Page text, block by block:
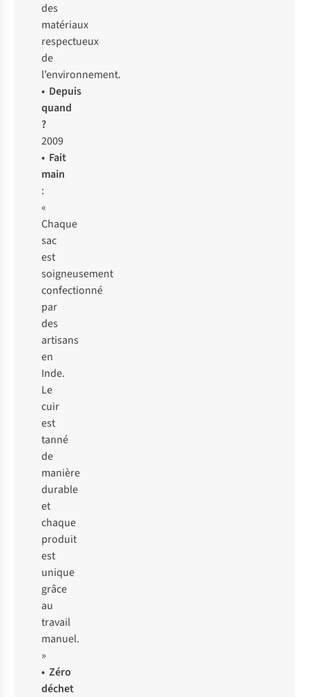
des
matériaux
respectueux
de
l’environnement.
• Depuis
quand
?
2009
• Fait
main
:
«
Chaque
sac
est
soigneusement
confectionné
par
des
artisans
en
Inde.
Le
cuir
est
tanné
de
manière
durable
et
chaque
produit
est
unique
grâce
au
travail
manuel.
»
• Zéro
déchet